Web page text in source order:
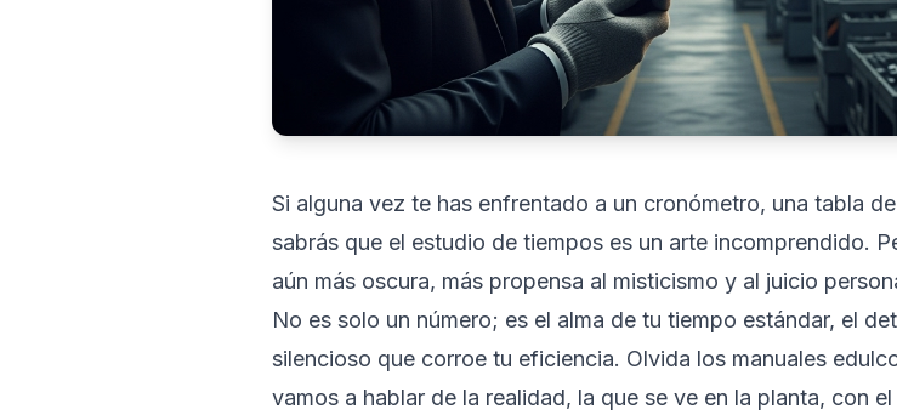
Si alguna vez te has enfrentado a un cronómetro, una tabla
sabrás que el estudio de tiempos es un arte incomprendido.
aún más oscura, más propensa al misticismo y al juicio
No es solo un número; es el alma de tu tiempo estándar, el
silencioso que corroe tu eficiencia. Olvida los manuales
vamos a hablar de la realidad, la que se ve en la planta, con